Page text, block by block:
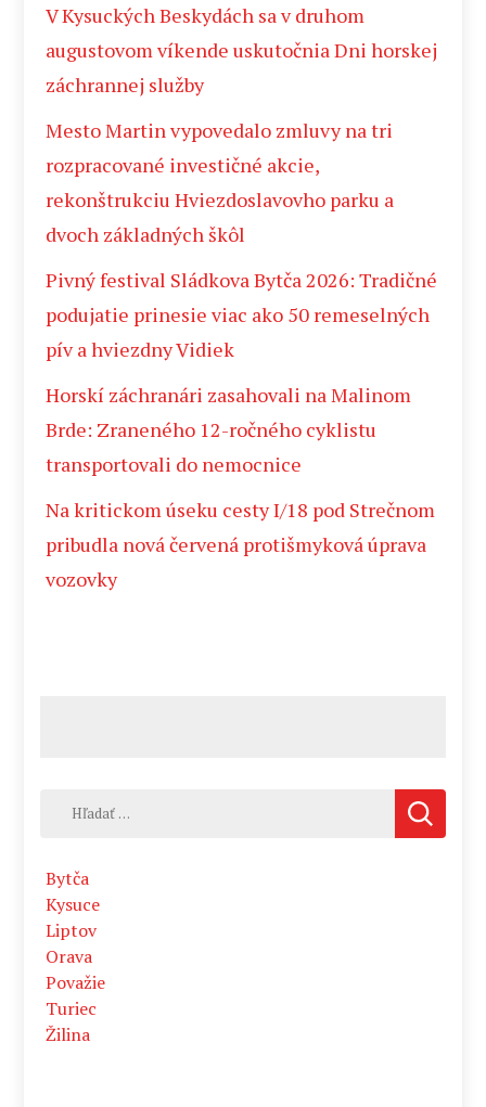
V Kysuckých Beskydách sa v druhom
augustovom víkende uskutočnia Dni horskej
záchrannej služby
Mesto Martin vypovedalo zmluvy na tri
rozpracované investičné akcie,
rekonštrukciu Hviezdoslavovho parku a
dvoch základných škôl
Pivný festival Sládkova Bytča 2026: Tradičné
podujatie prinesie viac ako 50 remeselných
pív a hviezdny Vidiek
Horskí záchranári zasahovali na Malinom
Brde: Zraneného 12-ročného cyklistu
transportovali do nemocnice
Na kritickom úseku cesty I/18 pod Strečnom
pribudla nová červená protišmyková úprava
vozovky
Hľadať:
Bytča
Kysuce
Liptov
Orava
Považie
Turiec
Žilina